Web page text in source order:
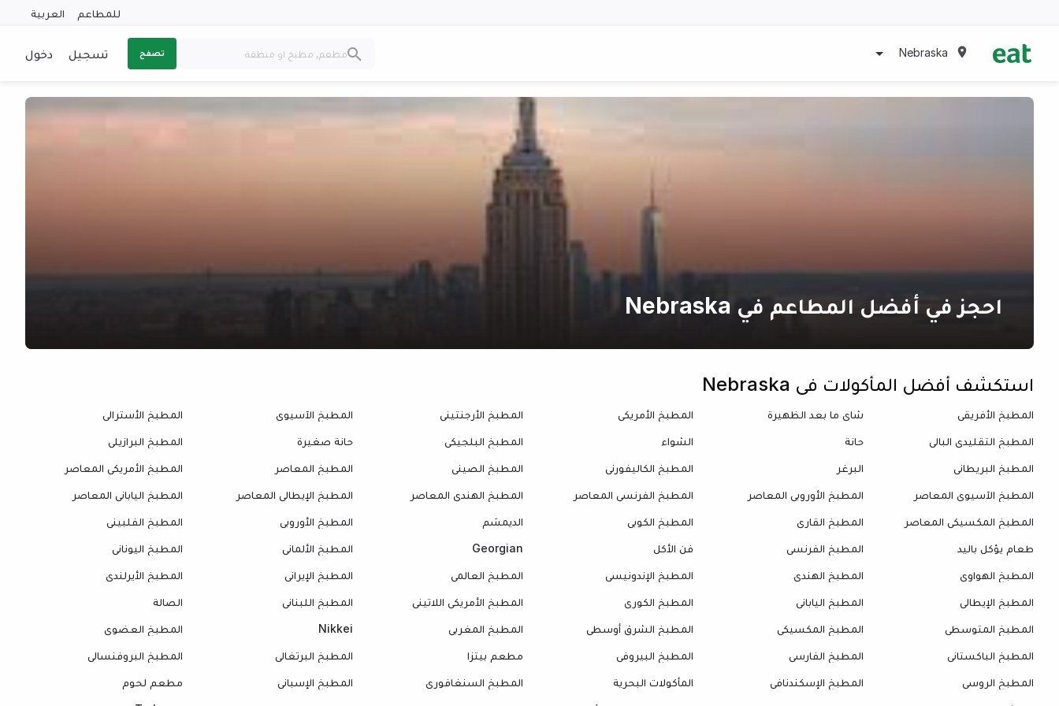
للمطاعم العربية
Nebraska تصفح تسجيل دخول
احجز في أفضل المطاعم في Nebraska
استكشف أفضل المأكولات في Nebraska
المطبخ الأفريقي شاي ما بعد الظهيرة المطبخ الأمريكي المطبخ الأرجنتيني المطبخ الآسيوي
المطبخ الأسترالي
المطبخ التقليدي البالي
حانة الشواء المطبخ البلجيكي حانة صغيرة
المطبخ البرازيلي
المطبخ البريطاني
البرغر المطبخ الكاليفورني المطبخ الصيني المطبخ المعاصر
المطبخ الأمريكي المعاصر
المطبخ الآسيوي المعاصر
المطبخ الأوروبي المعاصر المطبخ الفرنسي المعاصر المطبخ الهندي المعاصر المطبخ الإيطالي المعاصر
المطبخ الياباني المعاصر
المطبخ المكسيكي المعاصر
المطبخ القاري المطبخ الكوبي الديمسَم المطبخ الأوروبي
المطبخ الفلبيني
طعام يؤكل باليد
المطبخ الفرنسي فن الأكل Georgian المطبخ الألماني
المطبخ اليوناني
المطبخ الهواوي
المطبخ الهندي المطبخ الإندونيسي المطبخ العالمي المطبخ الإيراني
المطبخ الأيرلندي
المطبخ الإيطالي
المطبخ الياباني المطبخ الكوري المطبخ الأمريكي اللاتيني المطبخ اللبناني
الصالة
المطبخ المتوسطي
المطبخ المكسيكي المطبخ الشرق أوسطي المطبخ المغربي Nikkei
المطبخ العضوي
المطبخ الباكستاني
المطبخ الفارسي المطبخ البيروفي مطعم بيتزا المطبخ البرتغالي
المطبخ البروفنسالي
المطبخ الروسي
المطبخ الإسكندنافي المأكولات البحرية المطبخ السنغافوري المطبخ الإسباني
مطعم لحوم